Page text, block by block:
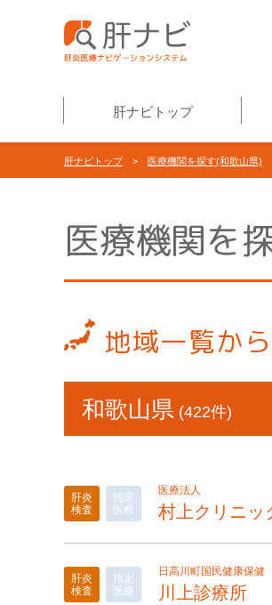
肝ナビトップ
肝ナビトップ> 医療機関を探す(和歌山県)
医療機関を
地域一覧か
和歌山県 (422件)
肝炎
検査
指定
医療
医療法人
村上クリニッ
肝炎
検査
指定
医療
日高川町国民健康保健
川上診療所